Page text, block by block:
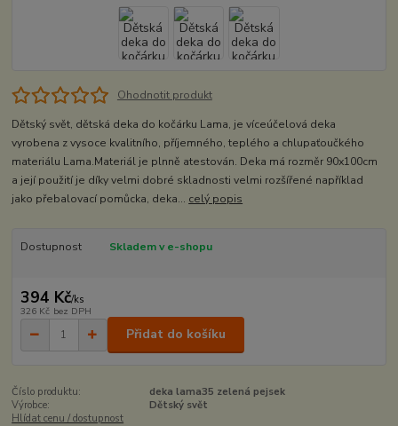
Ohodnotit produkt
Dětský svět, dětská deka do kočárku Lama, je víceúčelová deka
vyrobena z vysoce kvalitního, příjemného, teplého a chlupaťoučkého
materiálu Lama.Materiál je plnně atestován. Deka má rozměr 90x100cm
a její použití je díky velmi dobré skladnosti velmi rozšířené například
jako přebalovací pomůcka, deka... celý popis
Dostupnost Skladem v e-shopu
394 Kč/ks
326 Kč bez DPH
Přidat do košíku
Číslo produktu:
deka lama35 zelená pejsek
Výrobce:
Dětský svět
Hlídat cenu / dostupnost